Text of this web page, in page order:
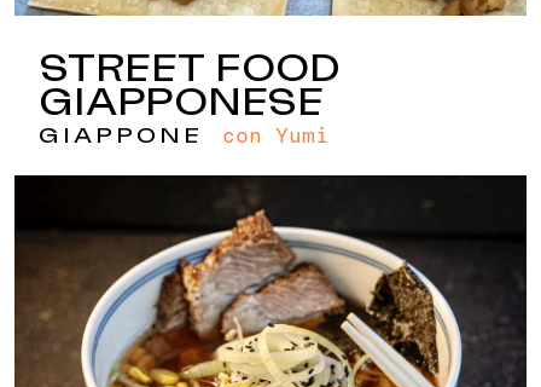
STREET FOOD
GIAPPONESE
GIAPPONE con Yumi